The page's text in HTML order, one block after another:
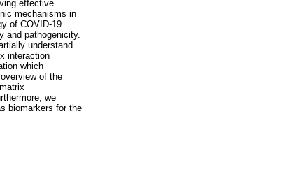
effective
mechanisms in
of COVID-19
and pathogenicity.
understand
interaction
which
of the
we
biomarkers for the